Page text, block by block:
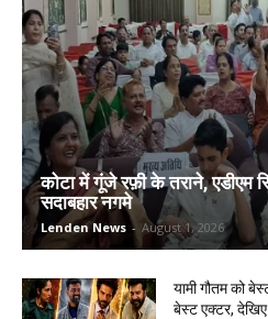
कोटा में गूंजे रफ़ी के तराने, एडीएम
सदाबहार नगमे
Lenden News - August 1, 2026
यामी गौतम को
बेस्ट एक्टर, देखिए